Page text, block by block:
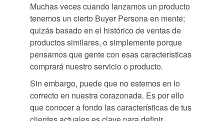
Muchas veces cuando lanzamos un producto
tenemos un cierto Buyer Persona en mente;
quizás basado en el histórico de ventas de
productos similares, o simplemente porque
pensamos que gente con esas características
comprará nuestro servicio o producto.
Sin embargo, puede que no estemos en lo
correcto en nuestra corazonada. Es por ello
que conocer a fondo las características de tus